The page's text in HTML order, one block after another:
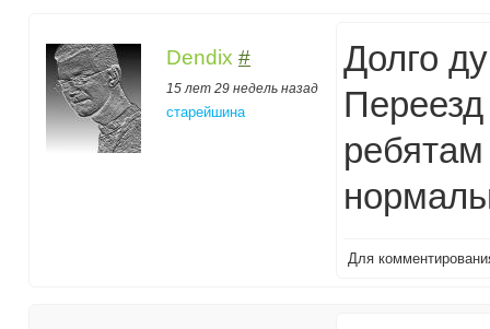
Dendix #
15 лет 29 недель назад
старейшина
Долго
Для